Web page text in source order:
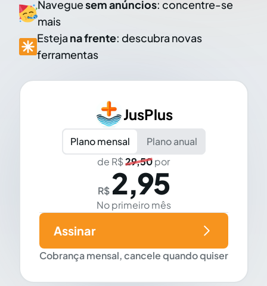
Naveguesem anúncios: concentre-se
mais
Esteja na frente: descubra novas
ferramentas
JusPlus
Plano mensal
Plano anual
de R$29,50por
R$ 2,95
No primeiro mês
Cobrança mensal, cancele quando quiser
Assinar